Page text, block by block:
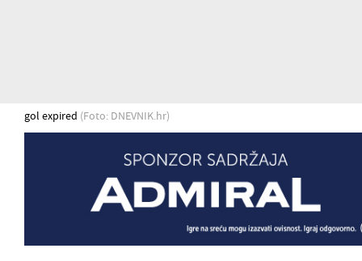
gol expired (Foto: DNEVNIK.hr)